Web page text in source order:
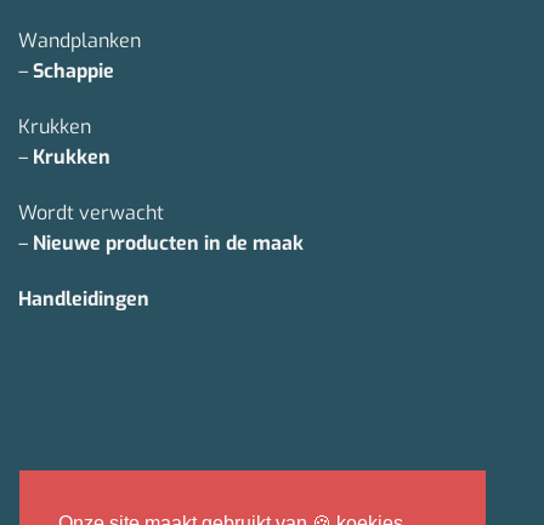
Wandplanken
–Schappie
Krukken
– Krukken
Wordt verwacht
– Nieuwe producten in de maak
Handleidingen